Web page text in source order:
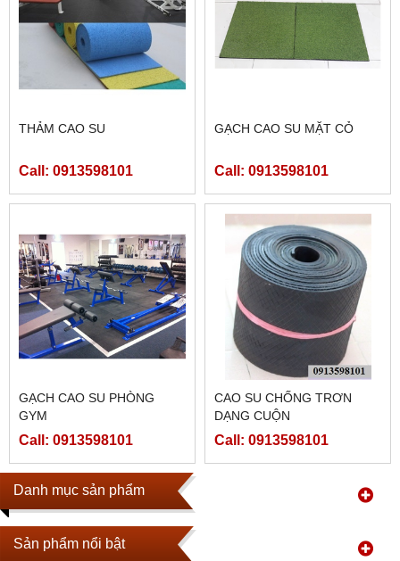
Danh mục sản phẩm
Sản phẩm nổi bật
THẢM CAO SU
Call: 0913598101
GẠCH CAO SU MẶT CỎ
Call: 0913598101
GẠCH CAO SU PHÒNG
GYM
Call: 0913598101
CAO SU CHỐNG TRƠN
DẠNG CUỘN
Call: 0913598101